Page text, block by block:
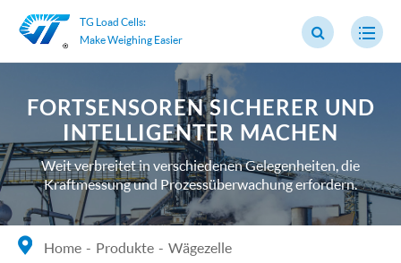
TG Load Cells:
Make Weighing Easier
FORTSENSOREN SICHERER UND
INTELLIGENTER MACHEN
Weit verbreitet in verschiedenen Gelegenheiten, die
Kraftmessung und Prozessüberwachung erfordern.
Home Produkte
Wägezelle